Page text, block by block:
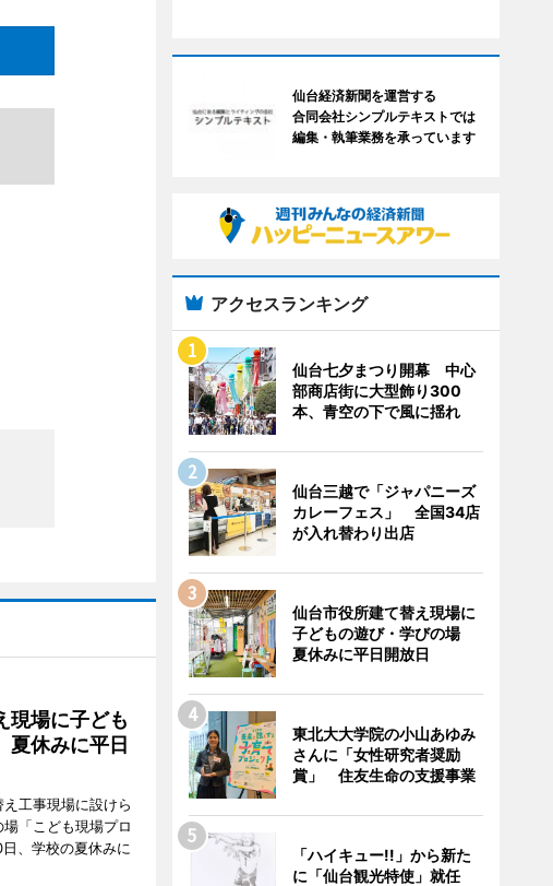
現場に子ども
休みに平日
工事現場に設けら
「こども現場プロ
、学校の夏休みに
仙台経済新聞を運営する
合同会社シンプルテキストでは
編集・執筆業務を承っています
アクセスランキング
仙台七夕まつり開幕 中心
部商店街に大型飾り300
本、青空の下で風に揺れ
仙台三越で「ジャパニーズ
カレーフェス」 全国34店
が入れ替わり出店
仙台市役所建て替え現場に
子どもの遊び・学びの場
夏休みに平日開放日
東北大大学院の小山あゆみ
さんに「女性研究者奨励
賞」 住友生命の支援事業
「ハイキュー!!」から新た
に「仙台観光特使」就任